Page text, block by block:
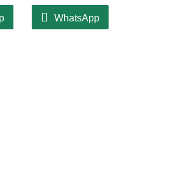
Ses branches
Que vous
WhatsApp